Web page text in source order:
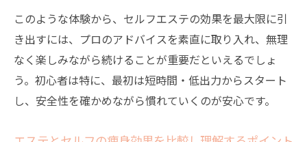
このような体験から、セルフエステの効果を最大限に引
き出すには、プロのアドバイスを素直に取り入れ、無理
なく楽しみながら続けることが重要だといえるでしょ
う。初心者は特に、最初は短時間・低出力からスタート
し、安全性を確かめながら慣れていくのが安心です。